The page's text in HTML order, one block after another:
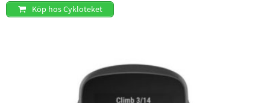
Köp hos Cykloteket